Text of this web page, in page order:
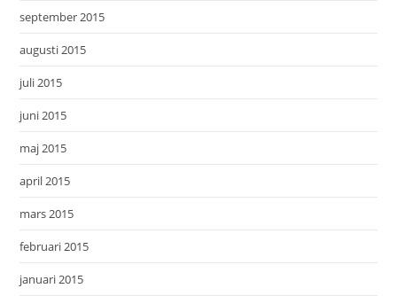
september 2015
augusti 2015
juli 2015
juni 2015
maj 2015
april 2015
mars 2015
februari 2015
januari 2015